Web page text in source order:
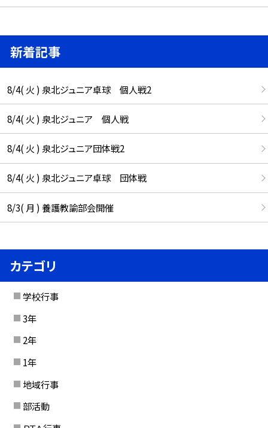
新着記事
8/4( 火 ) 泉北ジュニア卓球 個人戦2
8/4( 火 ) 泉北ジュニア 個人戦
8/4( 火 ) 泉北ジュニア団体戦2
8/4( 火 ) 泉北ジュニア卓球 団体戦
8/3( 月 ) 養護教諭部会開催
カテゴリ
学校行事
3年
2年
1年
地域行事
部活動